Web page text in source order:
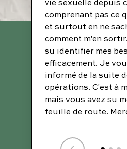
comprenant pas ce
et surtout en ne
comment m'en
su identifier mes
efficacement. Je
informé de la suite
opérations. C'est à
mais vous avez su
feuille de route.